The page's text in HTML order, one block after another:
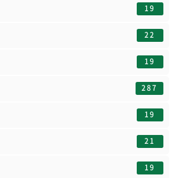
19
22
19
287
19
21
19